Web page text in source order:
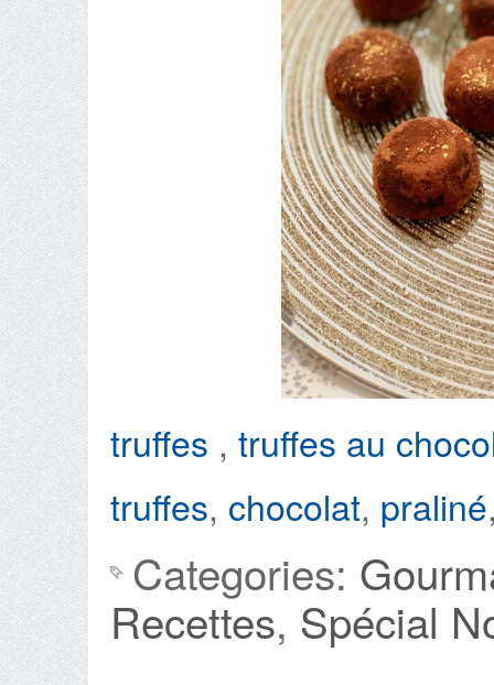
truffes , truffes au
truffes, chocolat, praliné
Categories:
Recettes, Spécial